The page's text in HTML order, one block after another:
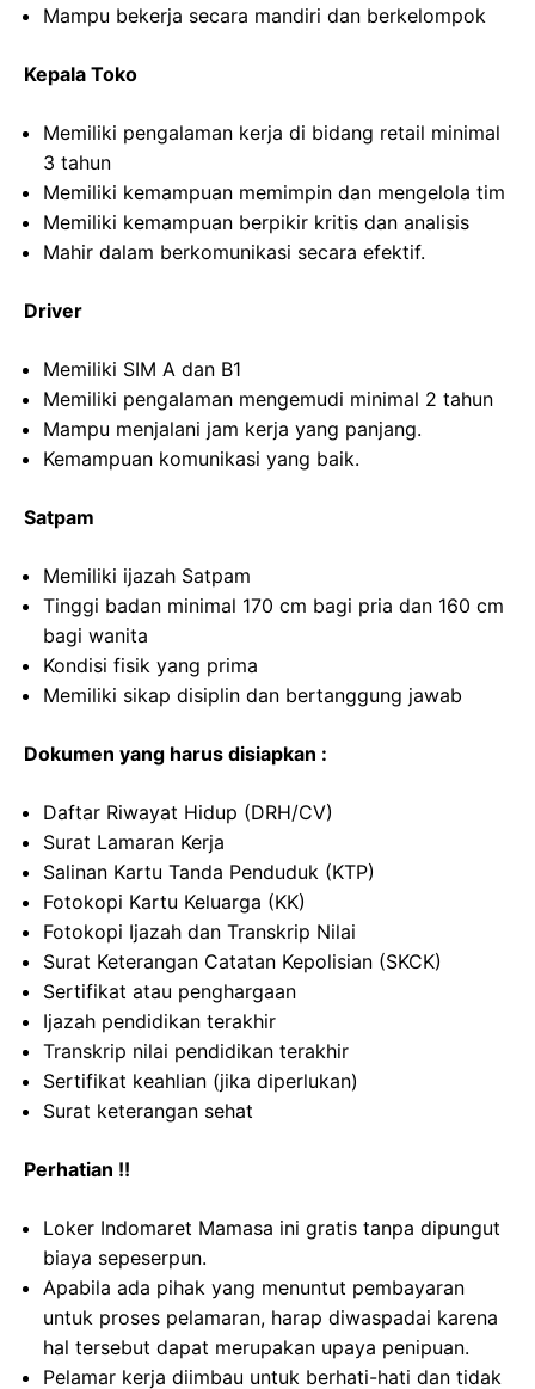
Mampu bekerja secara mandiri dan berkelompok
Kepala Toko
Memiliki pengalaman kerja di bidang retail minimal
3 tahun
Memiliki kemampuan memimpin dan mengelola tim
Memiliki kemampuan berpikir kritis dan analisis
Mahir dalam berkomunikasi secara efektif.
Driver
Memiliki SIM A dan B1
Memiliki pengalaman mengemudi minimal 2 tahun
Mampu menjalani jam kerja yang panjang.
Kemampuan komunikasi yang baik.
Satpam
Memiliki ijazah Satpam
Tinggi badan minimal 170 cm bagi pria dan 160 cm
bagi wanita
Kondisi fisik yang prima
Memiliki sikap disiplin dan bertanggung jawab
Dokumen yang harus disiapkan :
Daftar Riwayat Hidup (DRH/CV)
Surat Lamaran Kerja
Salinan Kartu Tanda Penduduk (KTP)
Fotokopi Kartu Keluarga (KK)
Fotokopi Ijazah dan Transkrip Nilai
Surat Keterangan Catatan Kepolisian (SKCK)
Sertifikat atau penghargaan
Ijazah pendidikan terakhir
Transkrip nilai pendidikan terakhir
Sertifikat keahlian (jika diperlukan)
Surat keterangan sehat
Perhatian !!
Loker Indomaret Mamasa ini gratis tanpa dipungut
biaya sepeserpun.
Apabila ada pihak yang menuntut pembayaran
untuk proses pelamaran, harap diwaspadai karena
hal tersebut dapat merupakan upaya penipuan.
Pelamar kerja diimbau untuk berhati-hati dan tidak